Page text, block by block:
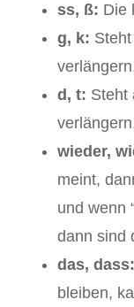
ss, ß: Die
g, k: Steht
d, t: Steht
wieder,
meint,
und wenn
dann sind
das, dass:
bleiben,